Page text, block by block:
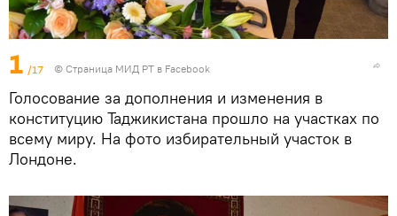
1 /17 © Страница МИД РТ в Facebook
Голосование за дополнения и изменения в
конституцию Таджикистана прошло на участках по
всему миру. На фото избирательный участок в
Лондоне.